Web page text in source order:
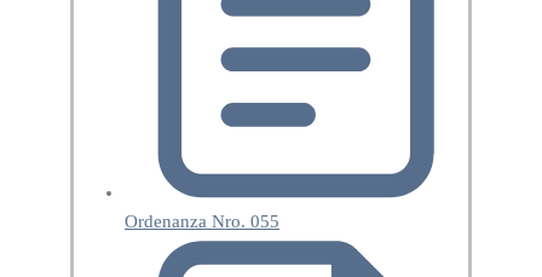
Ordenanza Nro. 055